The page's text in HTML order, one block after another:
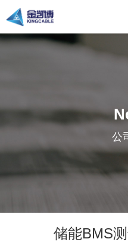
公
储能BMS